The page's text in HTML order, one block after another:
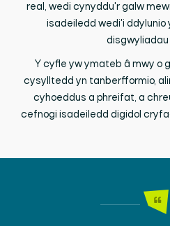
real, wedi cynyddu'r galw
isadeiledd wedi'i ddylunio
disgwyliadau
Y cyfle yw ymateb â mwy o
cysylltedd yn tanberfformio,
cyhoeddus a phreifat, a
cefnogi isadeiledd digidol